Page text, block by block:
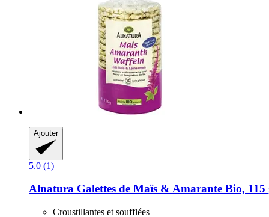
Ajouter
5.0 (1)
Alnatura Galettes de Maïs & Amarante Bio, 115
Croustillantes et soufflées